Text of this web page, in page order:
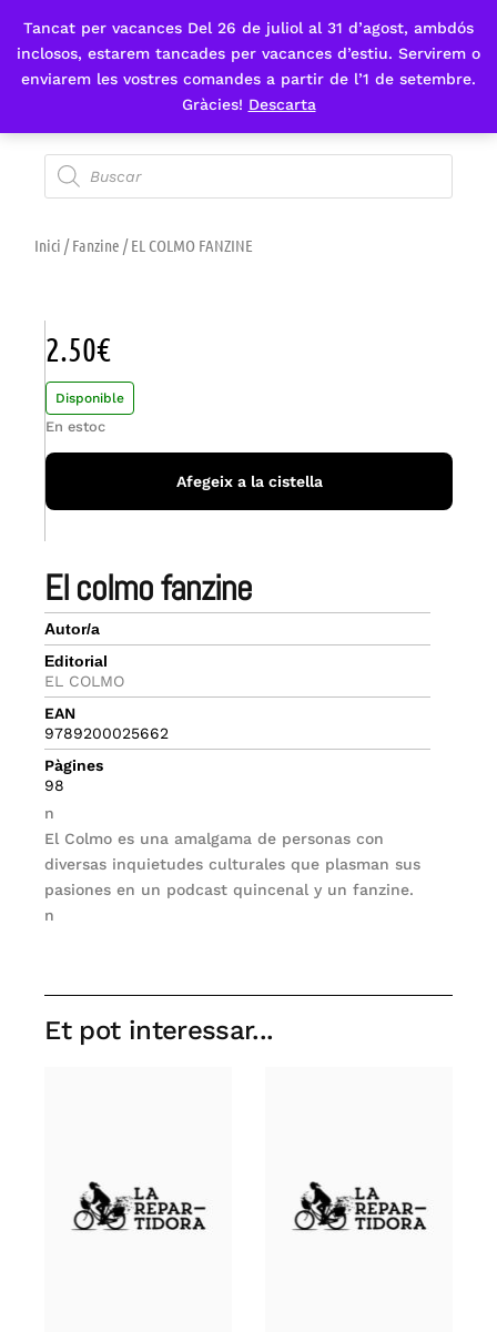
Tancat per vacances Del 26 de juliol al 31 d’agost, ambdós
inclosos, estarem tancades per vacances d’estiu. Servirem o
enviarem les vostres comandes a partir de l’1 de setembre.
Gràcies! Descarta
Fes-te'n sòcia
Inici /Fanzine / EL COLMO FANZINE
el colmo fanzine
Autor/a
Editorial
EL COLMO
EAN
9789200025662
Pàgines
98
n
El Colmo es una amalgama de personas con
diversas inquietudes culturales que plasman sus
pasiones en un podcast quincenal y un fanzine.
n
2.50€
Disponible
En estoc
Afegeix a la cistella
Et pot interessar...